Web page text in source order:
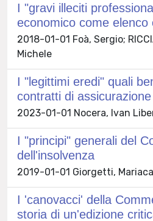
I "gravi illeciti
economico come elenco
2018-01-01 Foà, Sergio;
Michele
I "legittimi eredi" quali
contratti di
2023-01-01 Nocera, Ivan
I "principi" generali del
dell'insolvenza
2019-01-01 Giorgetti,
I 'canovacci' della
storia di un'edizione